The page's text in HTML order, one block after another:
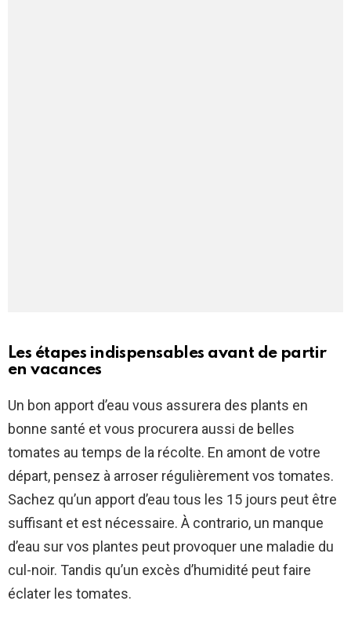
Les étapes indispensables avant de partir
en vacances
Un bon apport d’eau vous assurera des plants en
bonne santé et vous procurera aussi de belles
tomates au temps de la récolte. En amont de votre
départ, pensez à arroser régulièrement vos tomates.
Sachez qu’un apport d’eau tous les 15 jours peut être
suffisant et est nécessaire. À contrario, un manque
d’eau sur vos plantes peut provoquer une maladie du
cul-noir. Tandis qu’un excès d’humidité peut faire
éclater les tomates.